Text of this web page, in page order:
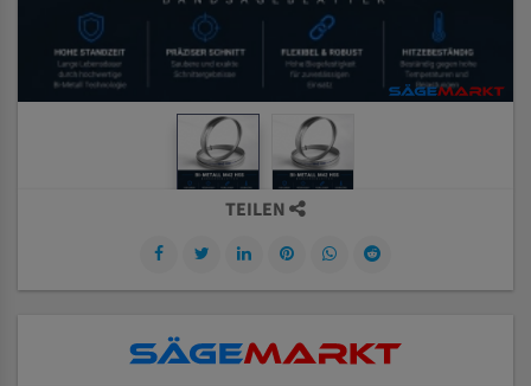
TEILEN